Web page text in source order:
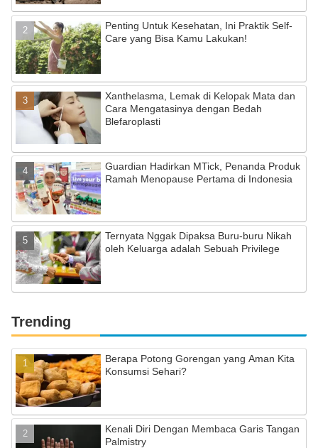
Penting Untuk Kesehatan, Ini Praktik Self-
Care yang Bisa Kamu Lakukan!
Xanthelasma, Lemak di Kelopak Mata dan
Cara Mengatasinya dengan Bedah
Blefaroplasti
Guardian Hadirkan MTick, Penanda Produk
Ramah Menopause Pertama di Indonesia
Ternyata Nggak Dipaksa Buru-buru Nikah
oleh Keluarga adalah Sebuah Privilege
Trending
Berapa Potong Gorengan yang Aman Kita
Konsumsi Sehari?
Kenali Diri Dengan Membaca Garis Tangan
Palmistry